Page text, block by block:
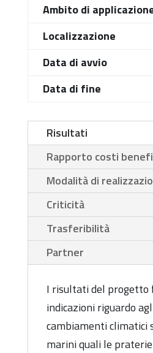
Ambito di
Localizzazione
Data di avvio
Data di fine
Risultati
Rapporto costi
Modalità di
Criticità
Trasferibilità
Partner
I risultati del progetto
indicazioni riguardo
cambiamenti climatici
marini quali le